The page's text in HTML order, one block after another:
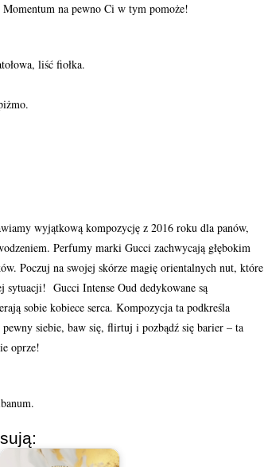
na pewno Ci w tym pomoże!
liść fiołka.
wyjątkową kompozycję z 2016 roku dla panów,
Perfumy marki Gucci zachwycają głębokim
Poczuj na swojej skórze magię orientalnych nut, które
sytuacji! Gucci Intense Oud dedykowane są
sobie kobiece serca. Kompozycja ta podkreśla
siebie, baw się, flirtuj i pozbądź się barier – ta
oprze!